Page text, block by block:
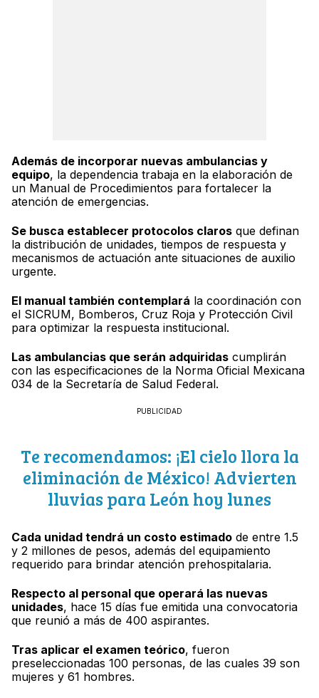
Además de incorporar nuevas ambulancias y
equipo, la dependencia trabaja en la elaboración de
un Manual de Procedimientos para fortalecer la
atención de emergencias.
Se busca establecer protocolos claros que definan
la distribución de unidades, tiempos de respuesta y
mecanismos de actuación ante situaciones de auxilio
urgente.
El manual también contemplará la coordinación con
el SICRUM, Bomberos, Cruz Roja y Protección Civil
para optimizar la respuesta institucional.
Las ambulancias que serán adquiridas cumplirán
con las especificaciones de la Norma Oficial Mexicana
034 de la Secretaría de Salud Federal.
PUBLICIDAD
Te recomendamos: ¡El cielo llora la
eliminación de México! Advierten
lluvias para León hoy lunes
Cada unidad tendrá un costo estimado de entre 1.5
y 2 millones de pesos, además del equipamiento
requerido para brindar atención prehospitalaria.
Respecto al personal que operará las nuevas
unidades, hace 15 días fue emitida una convocatoria
que reunió a más de 400 aspirantes.
Tras aplicar el examen teórico, fueron
preseleccionadas 100 personas, de las cuales 39 son
mujeres y 61 hombres.